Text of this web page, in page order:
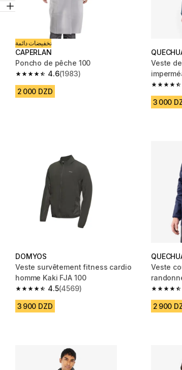
تخفيضات دائمة
CAPERLAN
Poncho de pêche 100
4.6
4.6 out of 5 stars from 1983 reviews
(1983)
2 000 DZD
Veste
Zip bleu
4.6 out
3 000
DOMYOS
Veste survêtement fitness cardio
homme Kaki FJA 100
4.5
4.5 out of 5 stars from 4569 reviews
(4569)
3 900 DZD
Veste
Homme
4.6 out
2 900